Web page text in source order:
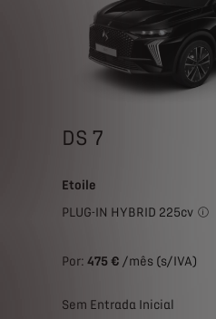
DS 7
Etoile
PLUG-IN HYBRID 225cv
Por: 475 € /mês (s/IVA)
Sem Entrada Inicial